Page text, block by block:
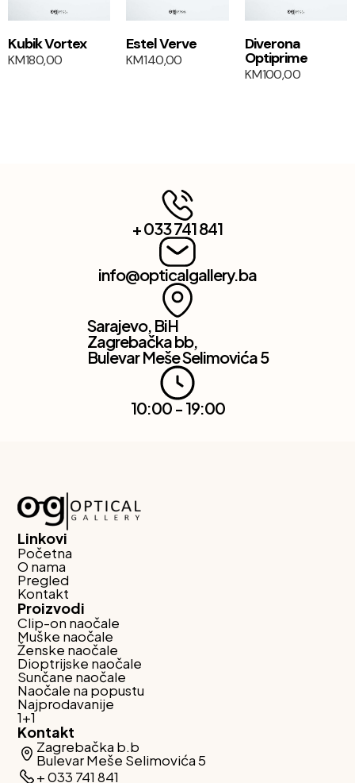
Kubik Vortex
KM180,00
Estel Verve
KM140,00
Diverona
Optiprime
KM100,00
+ 033 741 841
info@opticalgallery.ba
Sarajevo, BiH
Zagrebačka bb,
Bulevar Meše Selimovića 5
10:00 - 19:00
Linkovi
Početna
O nama
Pregled
Kontakt
Proizvodi
Clip-on naočale
Muške naočale
Ženske naočale
Dioptrijske naočale
Sunčane naočale
Naočale na popustu
Najprodavanije
1+1
Kontakt
Zagrebačka b.b
Bulevar Meše Selimovića 5
+ 033 741 841